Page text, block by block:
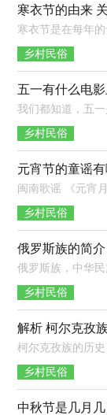
乡村民俗
乡村民俗
乡村民俗
乡村民俗
乡村民俗